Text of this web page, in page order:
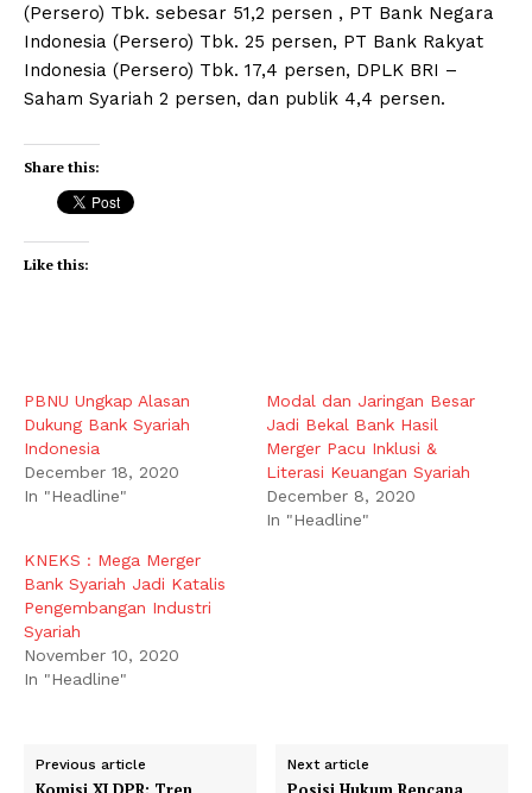
(Persero) Tbk. sebesar 51,2 persen , PT Bank Negara
Indonesia (Persero) Tbk. 25 persen, PT Bank Rakyat
Indonesia (Persero) Tbk. 17,4 persen, DPLK BRI –
Saham Syariah 2 persen, dan publik 4,4 persen.
Share this:
Like this:
PBNU Ungkap Alasan
Dukung Bank Syariah
Indonesia
December 18, 2020
In "Headline"
Modal dan Jaringan Besar
Jadi Bekal Bank Hasil
Merger Pacu Inklusi &
Literasi Keuangan Syariah
December 8, 2020
In "Headline"
KNEKS : Mega Merger
Bank Syariah Jadi Katalis
Pengembangan Industri
Syariah
November 10, 2020
In "Headline"
Previous article Next article